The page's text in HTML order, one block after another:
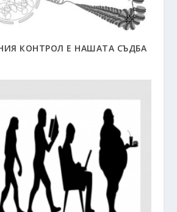
КОНТРОЛ Е НАШАТА СЪДБА